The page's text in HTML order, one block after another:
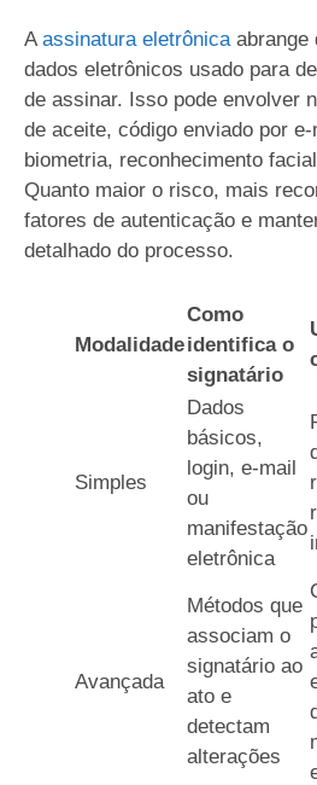
A assinatura eletrônicaabrange
dados eletrônicos usado para
de assinar. Isso pode envolver
de aceite, código enviado por
biometria, reconhecimento
Quanto maior o risco, mais
fatores de autenticação e
detalhado do processo.
Modalidade
Como
identifica o
signatário
Simples
Dados
básicos,
login, e-mail
ou
manifestação
eletrônica
Avançada
Métodos que
associam o
signatário ao
ato e
detectam
alterações